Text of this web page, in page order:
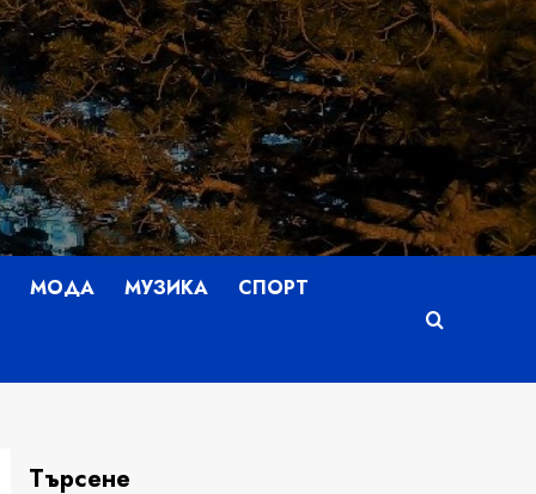
МОДА МУЗИКА СПОРТ
Търсене